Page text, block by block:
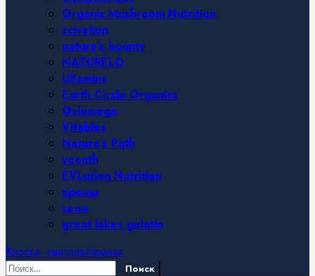
Organic Mushroom Nutrition
scivation
nature’s bounty
NATURELO
Ultamins
Earth Circle Organics
Oslomega
Vitables
Nature’s Path
yeouth
EVLution Nutrition
кремы
тело
great lakes gelatin
Кнопка: светлая/темная
Найти: